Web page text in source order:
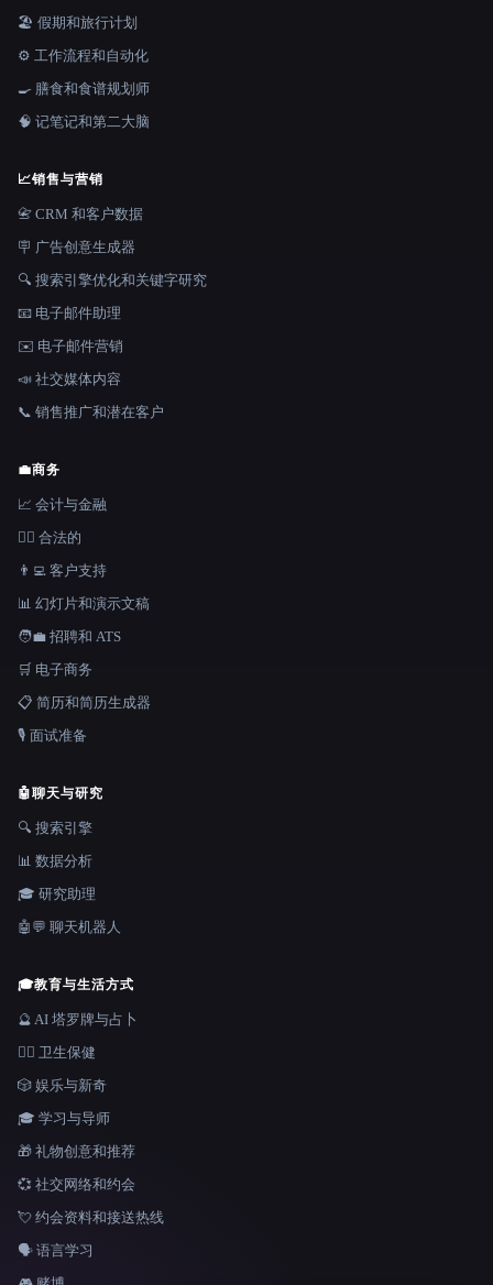
🏖 假期和旅行计划
⚙️ 工作流程和自动化
🍳 膳食和食谱规划师
🧠 记笔记和第二大脑
📈销售与营销
📇 CRM 和客户数据
🪧 广告创意生成器
🔍 搜索引擎优化和关键字研究
📧 电子邮件助理
✉️ 电子邮件营销
📣 社交媒体内容
📞 销售推广和潜在客户
💼商务
📈 会计与金融
👩‍⚖️ 合法的
👨‍💻 客户支持
📊 幻灯片和演示文稿
🧑‍💼 招聘和 ATS
🛒 电子商务
📋 简历和简历生成器
🎙️ 面试准备
🤖聊天与研究
🔍 搜索引擎
📊 数据分析
🎓 研究助理
🤖💬 聊天机器人
🎓教育与生活方式
🔮 AI 塔罗牌与占卜
👩‍⚕️ 卫生保健
🎲 娱乐与新奇
🎓 学习与导师
🎁 礼物创意和推荐
💞 社交网络和约会
💘 约会资料和接送热线
🗣️ 语言学习